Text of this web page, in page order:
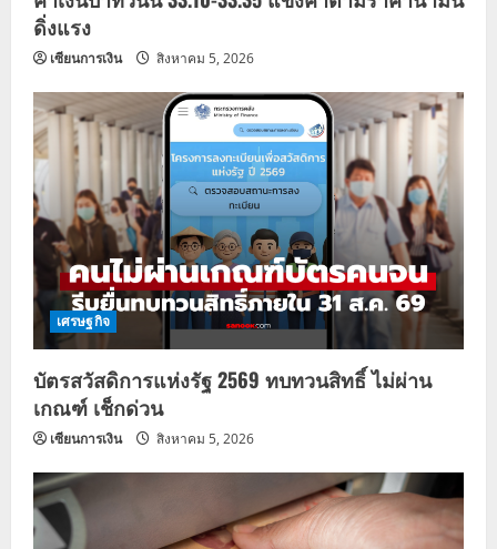
ดิ่งแรง
เซียนการเงิน สิงหาคม 5, 2026
เศรษฐกิจ
บัตรสวัสดิการแห่งรัฐ 2569 ทบทวนสิทธิ์ ไม่ผ่าน
เกณฑ์ เช็กด่วน
เซียนการเงิน สิงหาคม 5, 2026